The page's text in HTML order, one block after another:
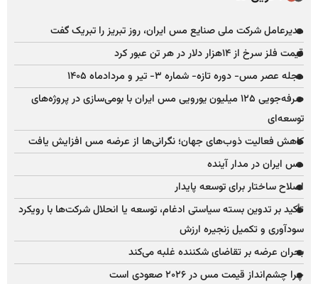
مدیرعامل شرکت ملی صنایع مس ایران، روز تبریز را تبریک گفت
قیمت فلز سرخ از ۱۴هزار دلار در هر تن عبور کرد
مجله عصر مس- دوره تازه- شماره ۳- تیر و مردادماه ۱۴۰۵
صرفه‌جویی ۱۲۵ میلیون یورویی مس ایران با بومی‌سازی در پروژه‌های
توسعه‌ای
کاهش فعالیت ذوب‌های جهان؛ نگرانی‌ها از عرضه مس افزایش یافت
مس ایران در مدار آینده
اصلاح ساختار برای توسعه پایدار
تأکید بر تدوین بسته سیاستی ادغام، توسعه یا انحلال شرکت‌ها با رویکرد
سودآوری و تکمیل زنجیره ارزش
بحران عرضه بر تقاضای شکننده غلبه می‌کند
چرا چشم‌انداز قیمت مس در ۲۰۲۶ صعودی است